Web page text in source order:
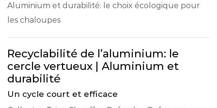
Aluminium et durabilité: le choix écologique pour
les chaloupes
Recyclabilité de l’aluminium: le
cercle vertueux | Aluminium et
durabilité
Un cycle court et efficace